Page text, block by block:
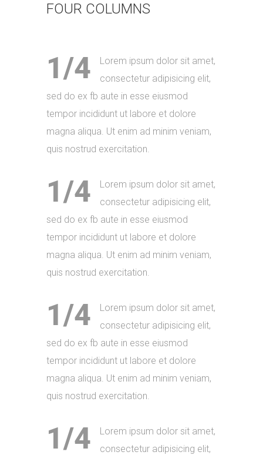
FOUR COLUMNS
1/4
Lorem ipsum dolor sit amet,
consectetur adipisicing elit,
sed do ex fb aute in esse eiusmod
tempor incididunt ut labore et dolore
magna aliqua. Ut enim ad minim veniam,
quis nostrud exercitation.
1/4
Lorem ipsum dolor sit amet,
consectetur adipisicing elit,
sed do ex fb aute in esse eiusmod
tempor incididunt ut labore et dolore
magna aliqua. Ut enim ad minim veniam,
quis nostrud exercitation.
1/4
Lorem ipsum dolor sit amet,
consectetur adipisicing elit,
sed do ex fb aute in esse eiusmod
tempor incididunt ut labore et dolore
magna aliqua. Ut enim ad minim veniam,
quis nostrud exercitation.
1/4
Lorem ipsum dolor sit amet,
consectetur adipisicing elit,